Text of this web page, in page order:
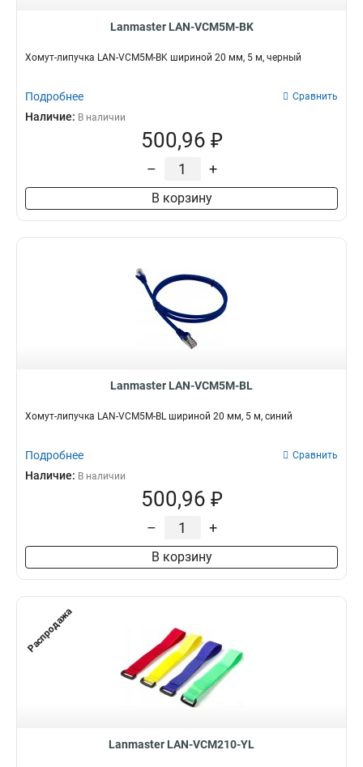
Lanmaster LAN-VCM5M-BK
Хомут-липучка LAN-VCM5M-BK шириной 20 мм, 5 м, черный
Подробнее Сравнить
Наличие: В наличии
500,96 ₽
– +
В корзину
Lanmaster LAN-VCM5M-BL
Хомут-липучка LAN-VCM5M-BL шириной 20 мм, 5 м, синий
Подробнее Сравнить
Наличие: В наличии
500,96 ₽
– +
В корзину
Распродажа
Lanmaster LAN-VCM210-YL